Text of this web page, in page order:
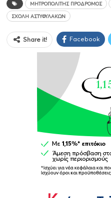
ΜΗΤΡΟΠΟΛΊΤΗΣ ΠΡΌΔΡΟΜΟΣ
ΣΧΟΛΉ ΑΣΤΥΦΥΛΆΚΩΝ
Share it! Facebook